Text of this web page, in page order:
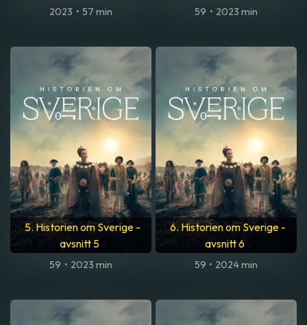
2023 • 57 min 59 • 2023 min
5. Historien om Sverige -
avsnitt 5
59 • 2023 min
6. Historien om Sverige -
avsnitt 6
59 • 2024 min